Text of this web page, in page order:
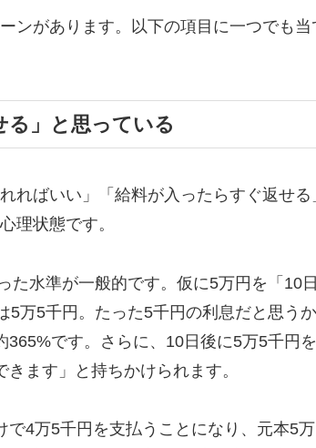
ンがあります。以下の項目に一つでも当
る」と思っている
ればいい」「給料が入ったらすぐ返せる
理状態です。
た水準が一般的です。仮に5万円を「10
万5千円。たった5千円の利息だと思う
です。さらに、10日後に5万5千円
ます」と持ちかけられます。
4万5千円を支払うことになり、元本5万